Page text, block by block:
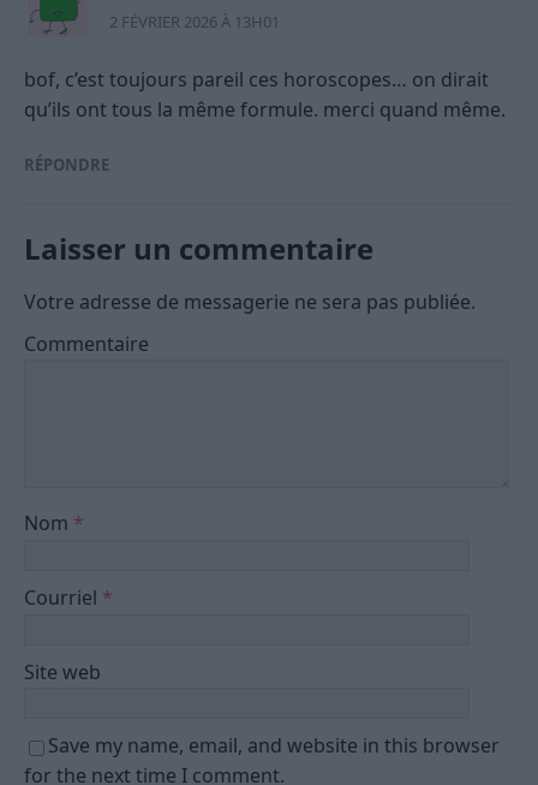
2 FÉVRIER 2026 À 13H01
bof, c’est toujours pareil ces horoscopes… on dirait
qu’ils ont tous la même formule. merci quand même.
RÉPONDRE
Laisser un commentaire
Votre adresse de messagerie ne sera pas publiée.
Commentaire
Nom *
Courriel *
Site web
Save my name, email, and website in this browser
for the next time I comment.